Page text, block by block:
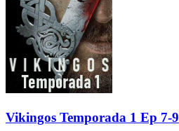
Vikingos Temporada 1 Ep 7-9